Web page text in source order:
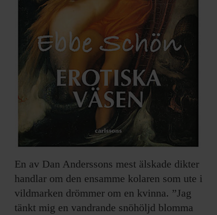
ANNONSERA I F&F
OM F&F
En av Dan Anderssons mest älskade dikter
handlar om den ensamme kolaren som ute i
vildmarken drömmer om en kvinna. ”Jag
tänkt mig en vandrande snöhöljd blomma